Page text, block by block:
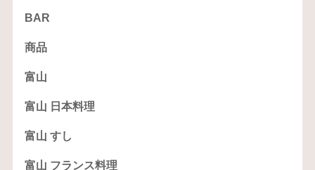
BAR
商品
富山
富山 日本料理
富山 すし
富山 フランス料理